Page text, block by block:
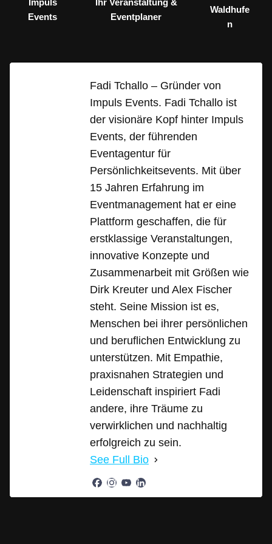
Impuls
Events
Ihr Veranstaltung &
Eventplaner
Waldhufe
n
Fadi Tchallo – Gründer von
Impuls Events. Fadi Tchallo ist
der visionäre Kopf hinter Impuls
Events, der führenden
Eventagentur für
Persönlichkeitsevents. Mit über
15 Jahren Erfahrung im
Eventmanagement hat er eine
Plattform geschaffen, die für
erstklassige Veranstaltungen,
innovative Konzepte und
Zusammenarbeit mit Größen wie
Dirk Kreuter und Alex Fischer
steht. Seine Mission ist es,
Menschen bei ihrer persönlichen
und beruflichen Entwicklung zu
unterstützen. Mit Empathie,
praxisnahen Strategien und
Leidenschaft inspiriert Fadi
andere, ihre Träume zu
verwirklichen und nachhaltig
erfolgreich zu sein.
See Full Bio